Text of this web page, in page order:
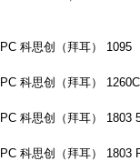
PC 科思创（拜耳） 1095
PC 科思创（拜耳）
PC 科思创（拜耳） 1803
PC 科思创（拜耳） 1803